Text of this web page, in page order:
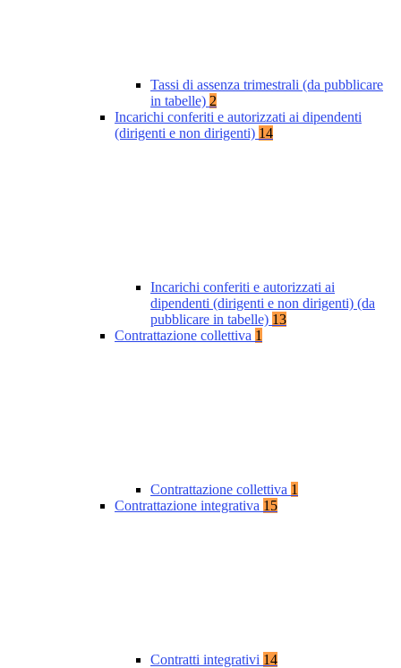
Tassi di assenza trimestrali (da pubblicare
in tabelle) 2
Incarichi conferiti e autorizzati ai dipendenti
(dirigenti e non dirigenti) 14
Incarichi conferiti e autorizzati ai
dipendenti (dirigenti e non dirigenti) (da
pubblicare in tabelle) 13
Contrattazione collettiva 1
Contrattazione collettiva 1
Contrattazione integrativa 15
Contratti integrativi 14